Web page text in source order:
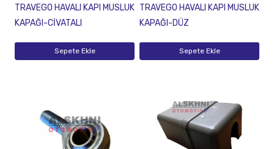
TRAVEGO HAVALI KAPI MUSLUK
KAPAĞI-CİVATALI
Sepete Ekle
TRAVEGO HAVALI KAPI MUSLUK
KAPAĞI-DÜZ
Sepete Ekle